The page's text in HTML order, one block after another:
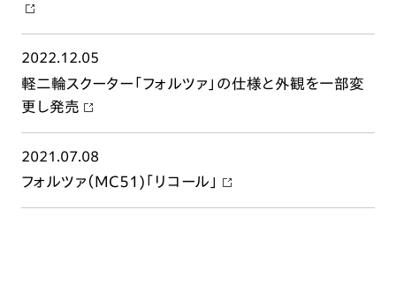
2022.12.05
軽二輪スクーター「フォルツァ」の仕様と外観を一部変
更し発売
2021.07.08
フォルツァ（MC51)「リコール」